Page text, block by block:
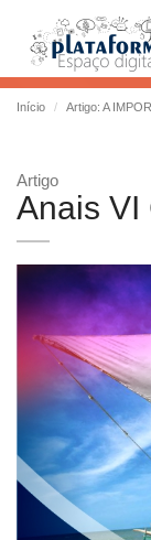
Início Artigo: A
Artigo
Anais VI